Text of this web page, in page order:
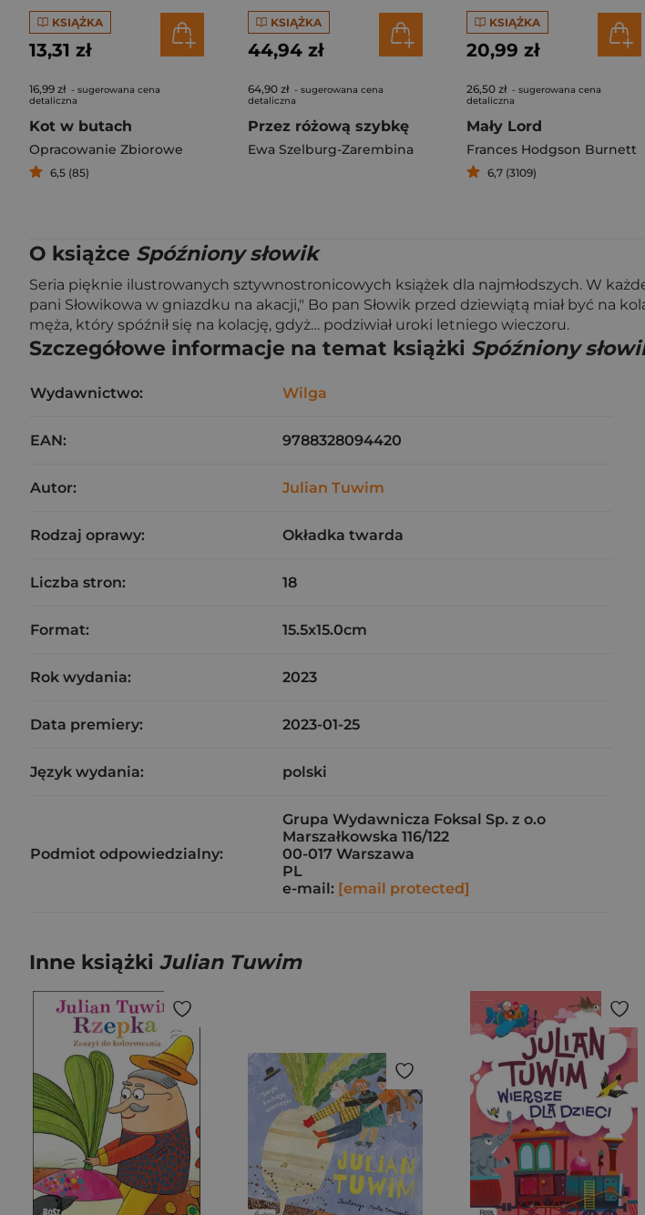
KSIĄŻKA
13,31 zł
16,99 zł - sugerowana cena
detaliczna
Kot w butach
Opracowanie Zbiorowe
6,5 (85)
KSIĄŻKA
44,94 zł
64,90 zł - sugerowana cena
detaliczna
Przez różową szybkę
Ewa Szelburg-Zarembina
KSIĄŻKA
20,99 zł
26,50 zł - sugerowana cena
detaliczna
Mały Lord
Frances Hodgson Burnett
6,7 (3109)
O książce Spóźniony słowik
Seria pięknie ilustrowanych sztywnostronicowych książek dla najmłodszych. W
pani Słowikowa w gniazdku na akacji," Bo pan Słowik przed dziewiątą miał być na
męża, który spóźnił się na kolację, gdyż… podziwiał uroki letniego wieczoru.
Szczegółowe informacje na temat książki Spóźniony
Wydawnictwo: Wilga
EAN: 9788328094420
Autor: Julian Tuwim
Rodzaj oprawy: Okładka twarda
Liczba stron: 18
Format: 15.5x15.0cm
Rok wydania: 2023
Data premiery: 2023-01-25
Język wydania: polski
Podmiot odpowiedzialny:
Grupa Wydawnicza Foksal Sp. z o.o
Marszałkowska 116/122
00-017 Warszawa
PL
e-mail: [email protected]
Inne książki Julian Tuwim